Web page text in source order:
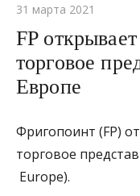
31 марта 2021
FP
торговое
Европе
Фригопоинт (FP)
торговое
Europe).